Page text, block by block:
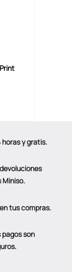
y gratis.
Miniso.
tus compras.
pagos son